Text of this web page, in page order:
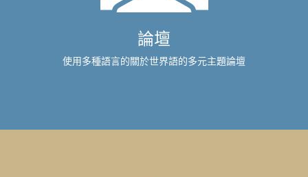
論壇
使用多種語言的關於世界語的多元主題論壇